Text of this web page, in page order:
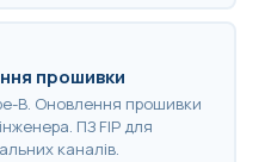
прошивки
B. Оновлення прошивки
ПЗ FIP для
каналів.